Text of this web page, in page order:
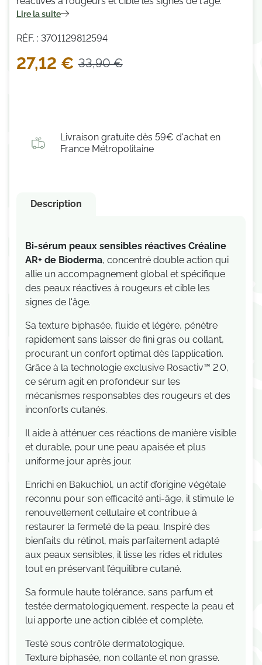
Lire la suite
RÉF. : 3701129812594
27,12 € 33,90 €
Livraison gratuite dès 59€ d'achat en
France Métropolitaine
Description
Bi-sérum peaux sensibles réactives Créaline
AR+ de Bioderma, concentré double action qui
allie un accompagnement global et spécifique
des peaux réactives à rougeurs et cible les
signes de l'âge.
Sa texture biphasée, fluide et légère, pénètre
rapidement sans laisser de fini gras ou collant,
procurant un confort optimal dès l’application.
Grâce à la technologie exclusive Rosactiv™ 2.0,
ce sérum agit en profondeur sur les
mécanismes responsables des rougeurs et des
inconforts cutanés.
Il aide à atténuer ces réactions de manière visible
et durable, pour une peau apaisée et plus
uniforme jour après jour.
Enrichi en Bakuchiol, un actif d’origine végétale
reconnu pour son efficacité anti-âge, il stimule le
renouvellement cellulaire et contribue à
restaurer la fermeté de la peau. Inspiré des
bienfaits du rétinol, mais parfaitement adapté
aux peaux sensibles, il lisse les rides et ridules
tout en préservant l’équilibre cutané.
Sa formule haute tolérance, sans parfum et
testée dermatologiquement, respecte la peau et
lui apporte une action ciblée et complète.
Testé sous contrôle dermatologique.
Texture biphasée, non collante et non grasse.